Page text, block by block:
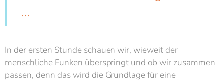
...
In der ersten Stunde schauen wir, wieweit der
menschliche Funken überspringt und ob wir zusammen
passen, denn das wird die Grundlage für eine